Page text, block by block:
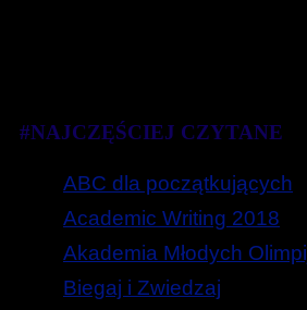
#NAJCZĘŚCIEJ CZYTANE
ABC dla początkujących
Academic Writing 2018
Akademia Młodych
Biegaj i Zwiedzaj